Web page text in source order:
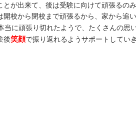
が出来て、後は受験に向けて頑張るの
校から閉校まで頑張るから、家から追
当に頑張り切れたようで、たくさんの思
後笑顔で振り返れるようサポートしていき